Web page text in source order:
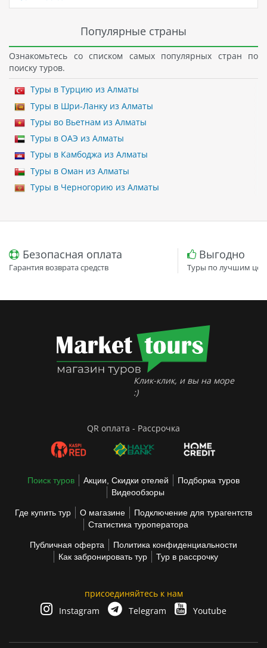
Популярные страны
Ознакомьтесь со списком самых популярных стран по
поиску туров.
Туры в Турцию из Алматы
Туры в Шри-Ланку из Алматы
Туры во Вьетнам из Алматы
Туры в ОАЭ из Алматы
Туры в Камбоджа из Алматы
Туры в Оман из Алматы
Туры в Черногорию из Алматы
Безопасная оплата
Гарантия возврата средств
Выгодно
Туры по лучшим
Клик-клик, и вы на море
:)
QR оплата - Рассрочка
Поиск туров Акции, Скидки отелей
Подборка туров
Видеообзоры
Где купить тур О магазине
Подключение для турагентств
Статистика туроператора
Публичная оферта
Политика конфиденциальности
Как забронировать тур
Тур в рассрочку
присоединяйтесь к нам
Instagram
Telegram Youtube